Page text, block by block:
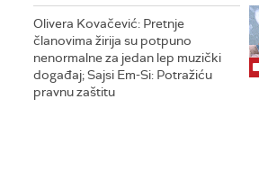
Olivera Kovačević: Pretnje
članovima žirija su potpuno
nenormalne za jedan lep muzički
događaj; Sajsi Em-Si: Potražiću
pravnu zaštitu